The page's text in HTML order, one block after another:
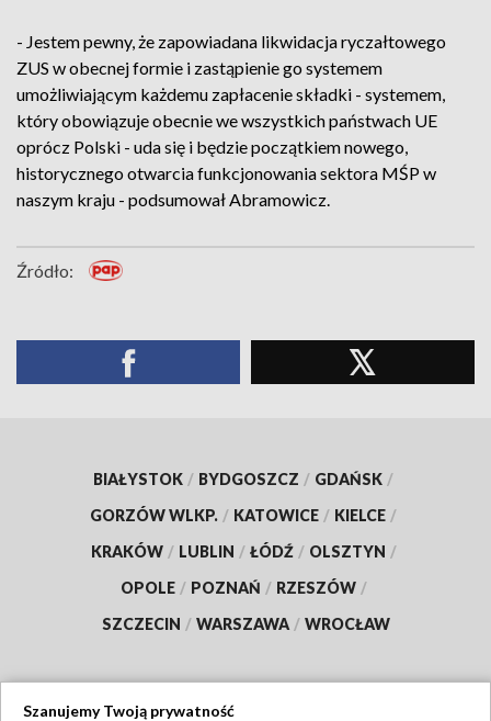
- Jestem pewny, że zapowiadana likwidacja ryczałtowego
ZUS w obecnej formie i zastąpienie go systemem
umożliwiającym każdemu zapłacenie składki - systemem,
który obowiązuje obecnie we wszystkich państwach UE
oprócz Polski - uda się i będzie początkiem nowego,
historycznego otwarcia funkcjonowania sektora MŚP w
naszym kraju - podsumował Abramowicz.
Źródło:
BIAŁYSTOK / BYDGOSZCZ / GDAŃSK /
GORZÓW WLKP. / KATOWICE / KIELCE /
KRAKÓW / LUBLIN / ŁÓDŹ / OLSZTYN /
OPOLE / POZNAŃ / RZESZÓW /
SZCZECIN / WARSZAWA / WROCŁAW
Szanujemy Twoją prywatność